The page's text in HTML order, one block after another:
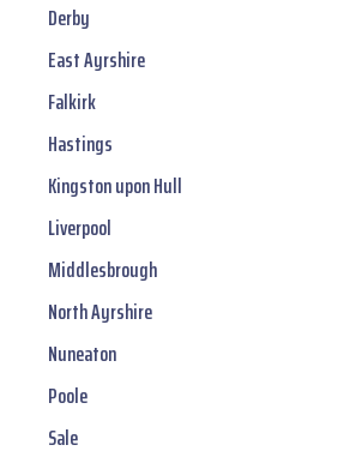
Derby
East Ayrshire
Falkirk
Hastings
Kingston upon Hull
Liverpool
Middlesbrough
North Ayrshire
Nuneaton
Poole
Sale